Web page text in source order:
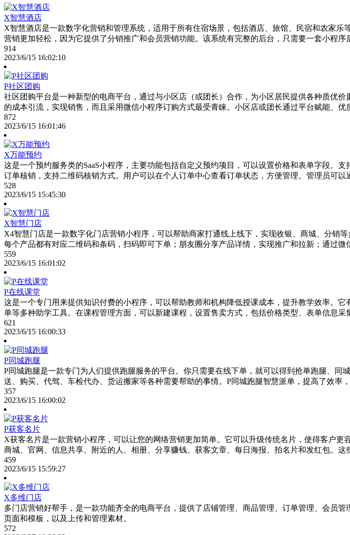
X智慧酒店
X智慧酒店是一款数字化营销和管理系统，适用于所有住宿场景，包括酒店、旅馆、民宿和农家
营销更加轻松，因为它提供了分销推广和会员营销功能。该系统有完整的后台，只需要一套小程
914
2023/6/15 16:02:10
P社区团购
社区团购平台是一种新型的电商平台，通过与小区店（或团长）合作，为小区居民提供各种质优
的成本引流，实现销售，而且采用微信小程序订购方式最受青睐。小区店或团长通过平台赋能、
872
2023/6/15 16:01:46
X万能预约
这是一个预约服务类的SaaS小程序，主要功能包括自定义预约项目，可以设置价格和表单字段。
订单核销，支持二维码核销方式。用户可以在个人订单中心查看订单状态，方便管理。管理员可
528
2023/6/15 15:45:30
X智慧门店
X4智慧门店是一款数字化门店营销小程序，可以帮助商家打通线上线下，实现收银、商城、分销
每个产品都有对应二维码和条码，扫码即可下单；朋友圈分享产品详情，实现推广和拉新；通过
559
2023/6/15 16:01:02
P在线课堂
这是一个专门用来提供知识付费的小程序，可以帮助教师和机构降低授课成本，提升教学效率。
单等多种助学工具。在课程管理方面，可以新建课程，设置售卖方式，包括价格类型、表单信息
621
2023/6/15 16:00:33
P同城跑腿
P同城跑腿是一款专门为人们提供跑腿服务的平台。你只需要在线下单，就可以得到抢单跑腿、
送、购买、代驾、车检代办、货运搬家等各种需要帮助的事情。P同城跑腿智慧派单，提高了效率
357
2023/6/15 16:00:02
P获客名片
X获客名片是一款营销小程序，可以让您的网络营销更加简单。它可以升级传统名片，使得客户
商城、官网、信息共享、附近的人、相册、分享赚钱、获客文章、每日海报、拍名片和发红包。
459
2023/6/15 15:59:27
X多维门店
多门店营销好帮手，是一款功能齐全的电商平台，提供了店铺管理、商品管理、订单管理、会员
页面和模板，以及上传和管理素材。
572